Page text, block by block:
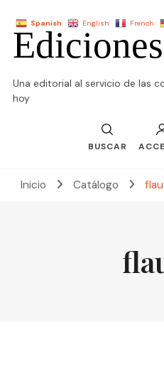
Una editorial al servicio de las
hoy
BUSCAR
Inicio Catálogo
Spanish English French